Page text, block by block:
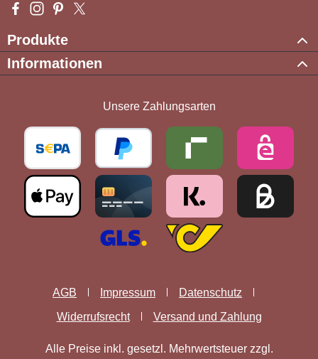
Besuche uns auf Facebook – öffnet in neuem Tab (externer
Schau auf Instagram vorbei – öffnet in neuem Tab
Lass dich auf Pinterest inspirieren – öffnet in neuem
Folge uns auf X – öffnet in neuem Tab (externer
Produkte
Informationen
Unsere Zahlungsarten
AGB Impressum
Datenschutz
Widerrufsrecht
Versand und Zahlung
Alle Preise inkl. gesetzl. Mehrwertsteuer zzgl.